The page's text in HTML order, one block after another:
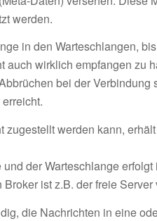
werden.
in den Warteschlangen,
auch wirklich empfangen zu
bei der Verbindung
zugestellt werden kann,
der Warteschlange
ist z.B. der freie Server
die Nachrichten in eine